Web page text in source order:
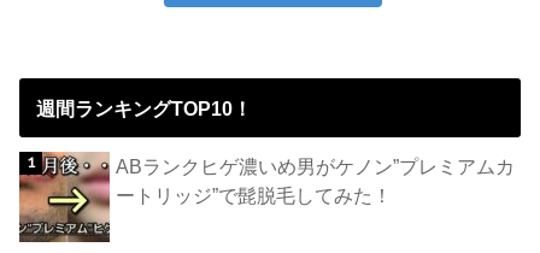
週間ランキングTOP10！
ABランクヒゲ濃いめ男がケノン”プレミアムカ
ートリッジ”で髭脱毛してみた！